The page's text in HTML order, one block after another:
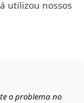
utilizou nossos
o problema no